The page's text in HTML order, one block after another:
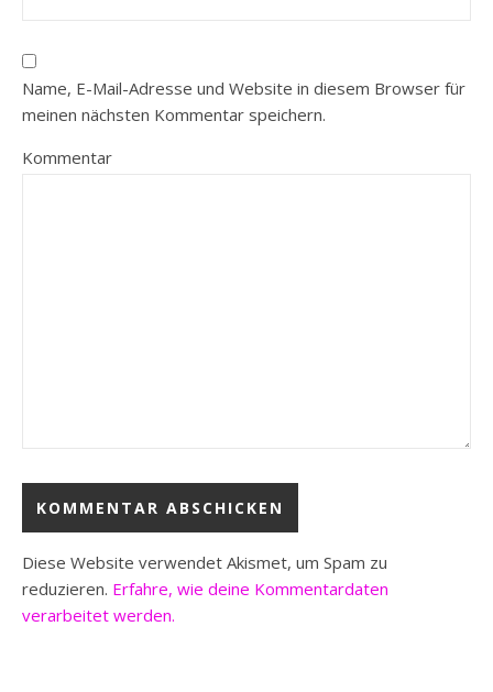
Name, E-Mail-Adresse und Website in diesem Browser für
meinen nächsten Kommentar speichern.
Kommentar
Diese Website verwendet Akismet, um Spam zu
reduzieren. Erfahre, wie deine Kommentardaten
verarbeitet werden.